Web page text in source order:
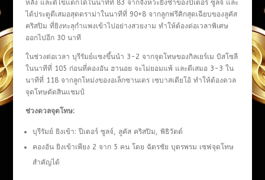
หลัง และตีไข่แตกได้ในนาทีที่ 83 จากจังหวะยิงซ้ำของปีเตอร์ ซูลจ์ และ
ได้ประตูตีเสมอสุดดราม่าในนาทีที่ 90+8 จากลูกฟรีคิกสุดเฉียบของลูคัส
คริสปิม ที่ยิงทะลุกำแพงเข้าไปอย่างสวยงาม ทำให้ต้องต่อเวลาพิเศษ
ออกไปอีก 30 นาที
ในช่วงต่อเวลา บุรีรัมย์แซงขึ้นนำ 3-2 จากจุดโทษของกิลเยร์เม บิสโซลี
ในนาทีที่ 105 ก่อนที่คองอัน ฮานอย จะไม่ยอมแพ้ และตีเสมอ 3-3 ใน
นาทีที่ 118 จากลูกโหม่งของอเล็กซานเดร เซบาสเตียโอ้ ทำให้ต้องดวล
จุดโทษตัดสินแชมป์
ช่วงดวลจุดโทษ:
บุรีรัมย์ ยิงเข้า: ปีเตอร์ ซูลจ์, ลูคัส คริสปิม, พิธิวัตต์
คองอัน ยิงเข้าเพียง 2 จาก 5 คน โดย ฉัตรชัย บุตรพรม เซฟจุดโทษ
สำคัญได้